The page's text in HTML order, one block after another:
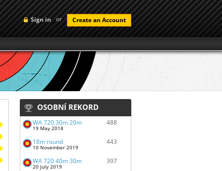
Sign in or Create an Account
OSOBNÍ REKORD
WA 720 30m 20m
19 May 2018
488
18m round
10 November 2019
443
WA 720 40m 30m
20 July 2019
397